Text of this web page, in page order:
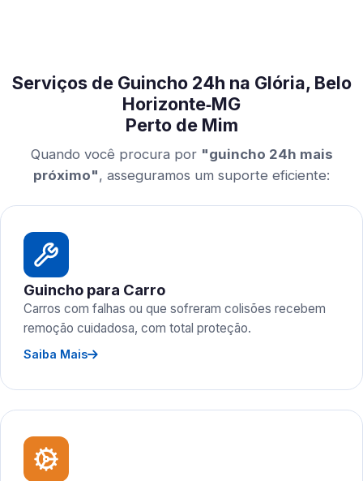
Serviços de Guincho 24h na Glória, Belo
Horizonte‑MG
Perto de Mim
Quando você procura por "guincho 24h mais
próximo", asseguramos um suporte eficiente:
Guincho para Carro
Carros com falhas ou que sofreram colisões recebem
remoção cuidadosa, com total proteção.
Saiba Mais